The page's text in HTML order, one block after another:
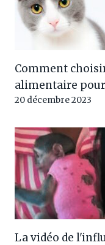
Comment
alimentaire
20 décembre 2023
La vidéo de